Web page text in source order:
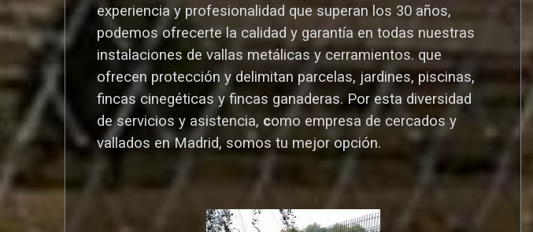
experiencia y profesionalidad que superan los 30 años,
podemos ofrecerte la calidad y garantía en todas nuestras
instalaciones de vallas metálicas y cerramientos. que
ofrecen protección y delimitan parcelas, jardines, piscinas,
fincas cinegéticas y fincas ganaderas. Por esta diversidad
de servicios y asistencia, como empresa de cercados y
vallados en Madrid, somos tu mejor opción.